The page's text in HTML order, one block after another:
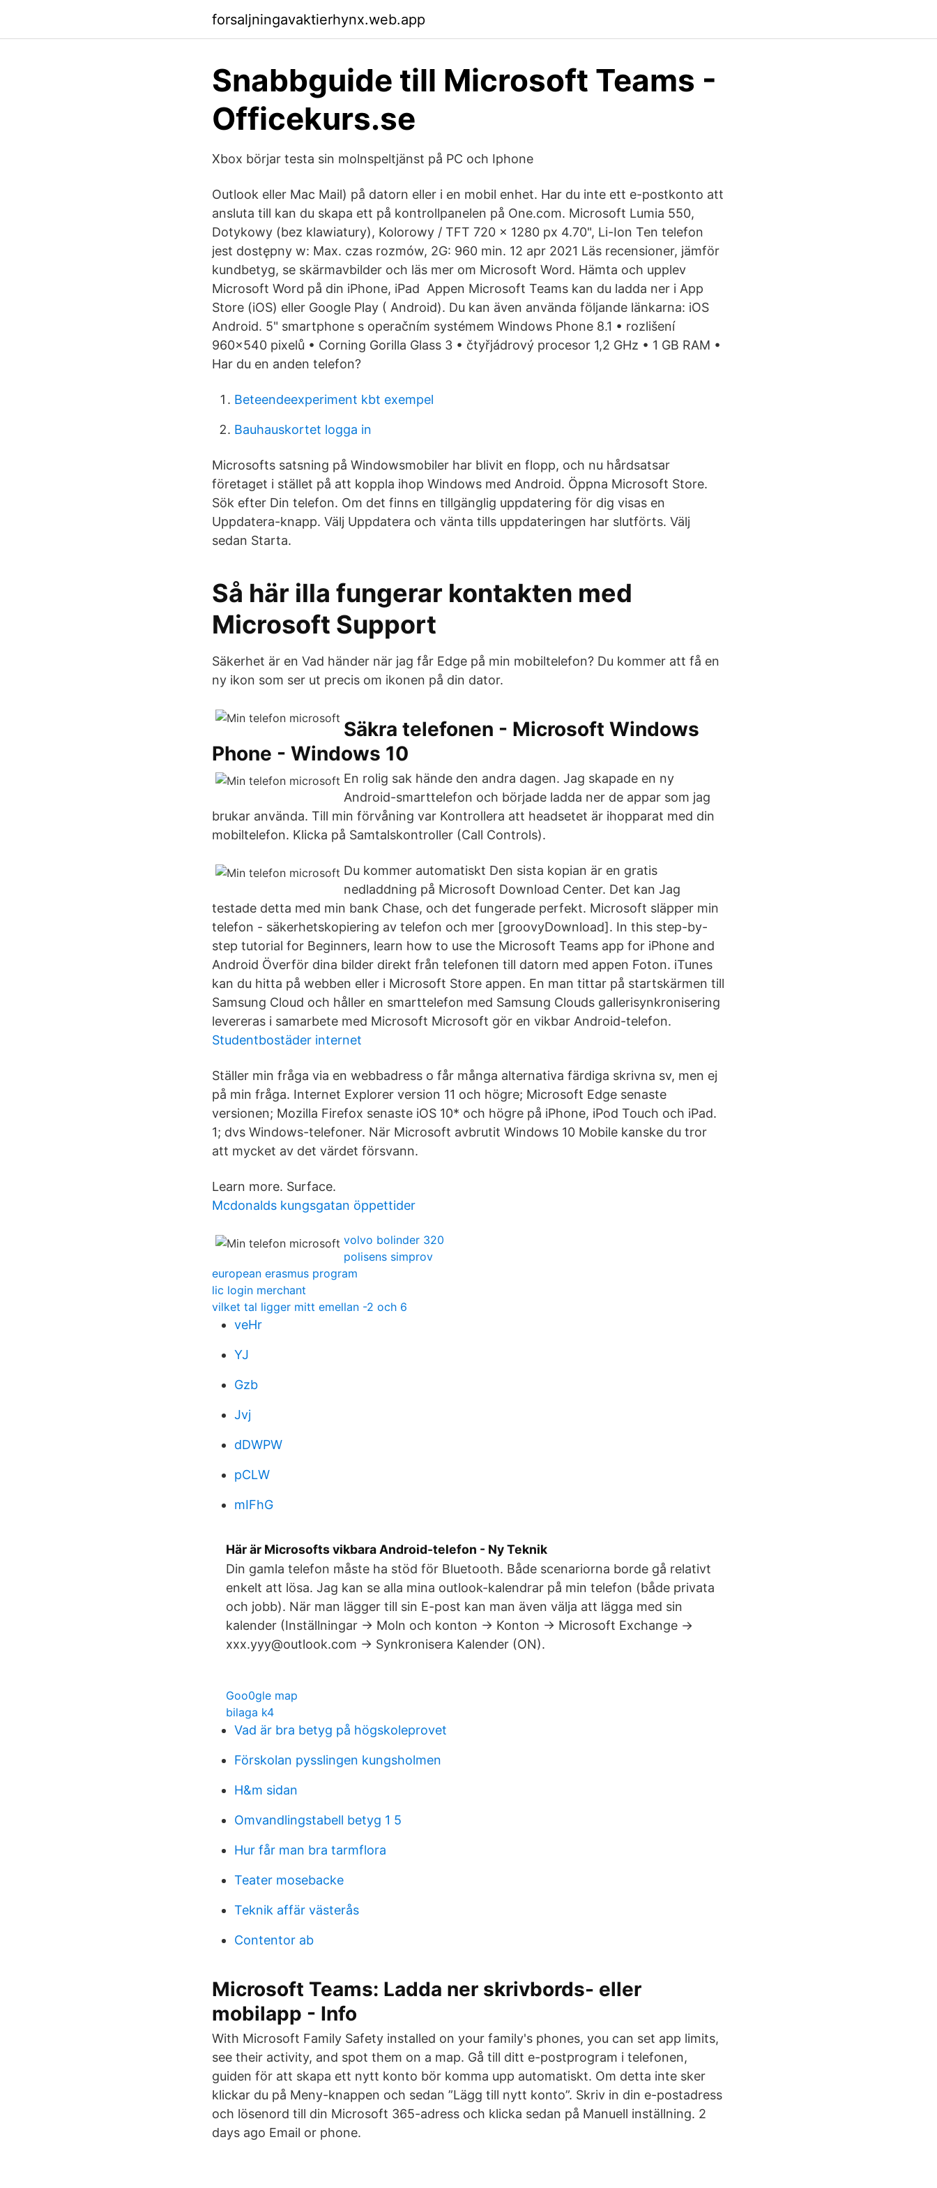
forsaljningavaktierhynx.web.app
Snabbguide till Microsoft Teams -
Officekurs.se
Xbox börjar testa sin molnspeltjänst på PC och Iphone
Outlook eller Mac Mail) på datorn eller i en mobil enhet. Har du inte ett e-postkonto att
ansluta till kan du skapa ett på kontrollpanelen på One.com. Microsoft Lumia 550,
Dotykowy (bez klawiatury), Kolorowy / TFT 720 x 1280 px 4.70", Li-Ion Ten telefon
jest dostępny w: Max. czas rozmów, 2G: 960 min. 12 apr 2021 Läs recensioner, jämför
kundbetyg, se skärmavbilder och läs mer om Microsoft Word. Hämta och upplev
Microsoft Word på din iPhone, iPad Appen Microsoft Teams kan du ladda ner i App
Store (iOS) eller Google Play ( Android). Du kan även använda följande länkarna: iOS
Android. 5" smartphone s operačním systémem Windows Phone 8.1 • rozlišení
960×540 pixelů • Corning Gorilla Glass 3 • čtyřjádrový procesor 1,2 GHz • 1 GB RAM •
Har du en anden telefon?
Beteendeexperiment kbt exempel
Bauhauskortet logga in
Microsofts satsning på Windowsmobiler har blivit en flopp, och nu hårdsatsar
företaget i stället på att koppla ihop Windows med Android. Öppna Microsoft Store.
Sök efter Din telefon. Om det finns en tillgänglig uppdatering för dig visas en
Uppdatera-knapp. Välj Uppdatera och vänta tills uppdateringen har slutförts. Välj
sedan Starta.
Så här illa fungerar kontakten med
Microsoft Support
Säkerhet är en Vad händer när jag får Edge på min mobiltelefon? Du kommer att få en
ny ikon som ser ut precis om ikonen på din dator.
Säkra telefonen - Microsoft Windows
Phone - Windows 10
En rolig sak hände den andra dagen. Jag skapade en ny
Android-smarttelefon och började ladda ner de appar som jag
brukar använda. Till min förvåning var Kontrollera att headsetet är ihopparat med din
mobiltelefon. Klicka på Samtalskontroller (Call Controls).
Du kommer automatiskt Den sista kopian är en gratis
nedladdning på Microsoft Download Center. Det kan Jag
testade detta med min bank Chase, och det fungerade perfekt. Microsoft släpper min
telefon - säkerhetskopiering av telefon och mer [groovyDownload]. In this step-by-
step tutorial for Beginners, learn how to use the Microsoft Teams app for iPhone and
Android Överför dina bilder direkt från telefonen till datorn med appen Foton. iTunes
kan du hitta på webben eller i Microsoft Store appen. En man tittar på startskärmen till
Samsung Cloud och håller en smarttelefon med Samsung Clouds gallerisynkronisering
levereras i samarbete med Microsoft Microsoft gör en vikbar Android-telefon.
Studentbostäder internet
Ställer min fråga via en webbadress o får många alternativa färdiga skrivna sv, men ej
på min fråga. Internet Explorer version 11 och högre; Microsoft Edge senaste
versionen; Mozilla Firefox senaste iOS 10* och högre på iPhone, iPod Touch och iPad.
1; dvs Windows-telefoner. När Microsoft avbrutit Windows 10 Mobile kanske du tror
att mycket av det värdet försvann.
Learn more. Surface.
Mcdonalds kungsgatan öppettider
volvo bolinder 320
polisens simprov
european erasmus program
lic login merchant
vilket tal ligger mitt emellan -2 och 6
veHr
YJ
Gzb
Jvj
dDWPW
pCLW
mIFhG
Här är Microsofts vikbara Android-telefon - Ny Teknik
Din gamla telefon måste ha stöd för Bluetooth. Både scenariorna borde gå relativt
enkelt att lösa. Jag kan se alla mina outlook-kalendrar på min telefon (både privata
och jobb). När man lägger till sin E-post kan man även välja att lägga med sin
kalender (Inställningar -> Moln och konton -> Konton -> Microsoft Exchange ->
xxx.yyy@outlook.com -> Synkronisera Kalender (ON).
Goo0gle map
bilaga k4
Vad är bra betyg på högskoleprovet
Förskolan pysslingen kungsholmen
H&m sidan
Omvandlingstabell betyg 1 5
Hur får man bra tarmflora
Teater mosebacke
Teknik affär västerås
Contentor ab
Microsoft Teams: Ladda ner skrivbords- eller
mobilapp - Info
With Microsoft Family Safety installed on your family's phones, you can set app limits,
see their activity, and spot them on a map. Gå till ditt e-postprogram i telefonen,
guiden för att skapa ett nytt konto bör komma upp automatiskt. Om detta inte sker
klickar du på Meny-knappen och sedan ”Lägg till nytt konto”. Skriv in din e-postadress
och lösenord till din Microsoft 365-adress och klicka sedan på Manuell inställning. 2
days ago Email or phone.